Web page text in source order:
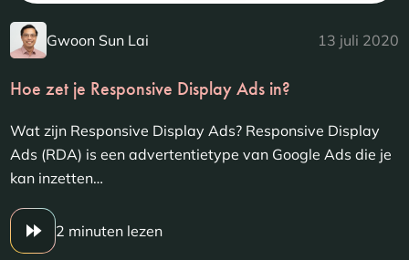
Gwoon Sun Lai 13 juli 2020
Hoe zet je Responsive Display Ads in?
Wat zijn Responsive Display Ads? Responsive Display
Ads (RDA) is een advertentietype van Google Ads die je
kan inzetten…
2 minuten lezen